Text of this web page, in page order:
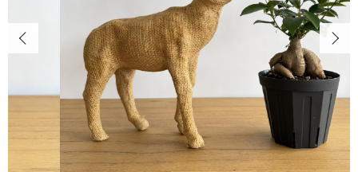
植物の紹介・育て方など
ABOUT US
当店について
POINT